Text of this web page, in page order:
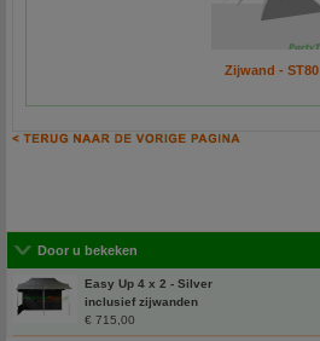
Zijwand - ST80
Door u bekeken
Easy Up 4 x 2 - Silver
inclusief zijwanden
€ 715,00